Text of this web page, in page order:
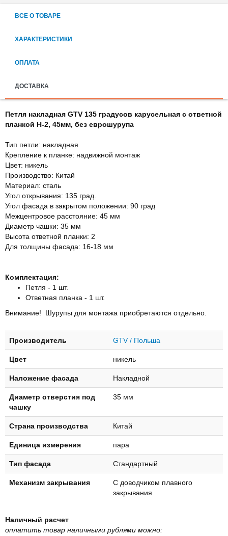
ВСЕ О ТОВАРЕ
ХАРАКТЕРИСТИКИ
ОПЛАТА
ДОСТАВКА
Петля накладная GTV 135 градусов карусельная с ответной
планкой H-2, 45мм, без еврошурупа
Тип петли: накладная
Крепление к планке: надвижной монтаж
Цвет: никель
Производство: Китай
Материал: сталь
Угол открывания: 135 град.
Угол фасада в закрытом положении: 90 град
Межцентровое расстояние: 45 мм
Диаметр чашки: 35 мм
Высота ответной планки: 2
Для толщины фасада: 16-18 мм
Комплектация:
Петля - 1 шт.
Ответная планка - 1 шт.
Внимание! Шурупы для монтажа приобретаются отдельно.
Производитель GTV / Польша
Цвет никель
Наложение фасада Накладной
Диаметр отверстия под
чашку
35 мм
Страна производства Китай
Единица измерения пара
Тип фасада Стандартный
Механизм закрывания
С доводчиком плавного
закрывания
Наличный расчет
оплатить товар наличными рублями можно: